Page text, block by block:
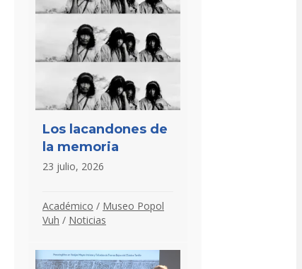
Los lacandones de
la memoria
23 julio, 2026
Académico / Museo Popol
Vuh / Noticias